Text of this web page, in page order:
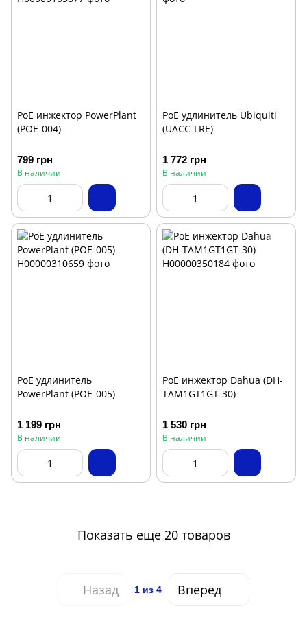
PoE инжектор PowerPlant
(POE-004)
799 грн
В наличии
PoE удлинитель Ubiquiti
(UACC-LRE)
1 772 грн
В наличии
PoE удлинитель
PowerPlant (POE-005)
1 199 грн
В наличии
PoE инжектор Dahua (DH-
TAM1GT1GT-30)
1 530 грн
В наличии
Показать еще 20 товаров
Назад 1 из 4 Вперед